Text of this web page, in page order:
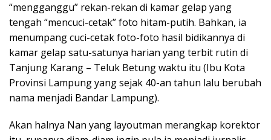
“mengganggu” rekan-rekan di kamar gelap yang
tengah “mencuci-cetak” foto hitam-putih. Bahkan, ia
menumpang cuci-cetak foto-foto hasil bidikannya di
kamar gelap satu-satunya harian yang terbit rutin di
Tanjung Karang – Teluk Betung waktu itu (Ibu Kota
Provinsi Lampung yang sejak 40-an tahun lalu berubah
nama menjadi Bandar Lampung).
Akan halnya Nan yang layoutman merangkap korektor